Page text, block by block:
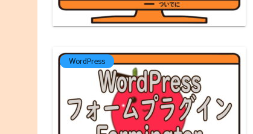
WordPress